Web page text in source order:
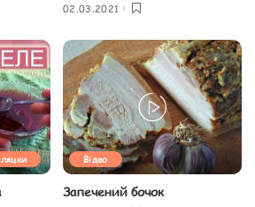
02.03.2021
Відео
Запечений бочок